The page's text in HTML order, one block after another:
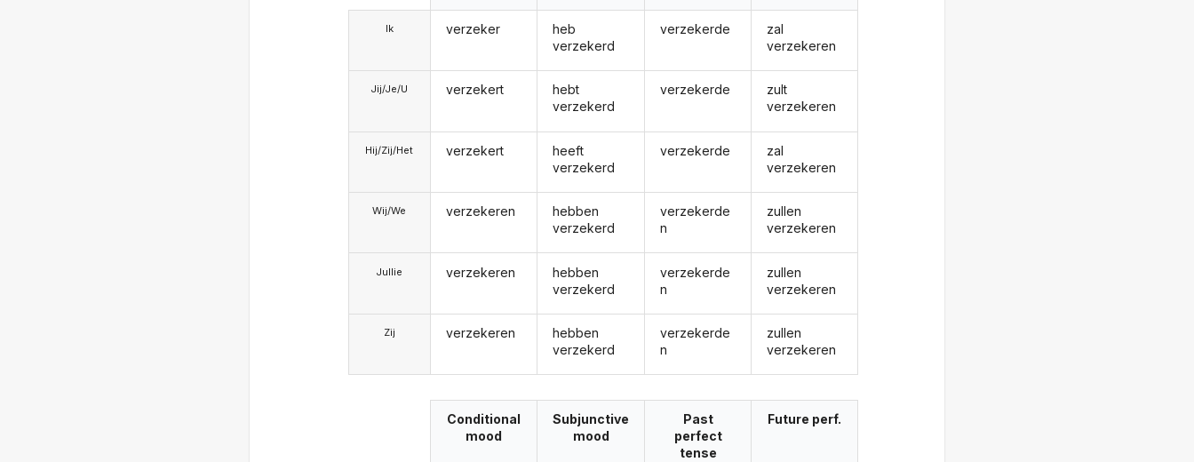
Ik
Jij/Je/U
Hij/Zij/Het
Wij/We
Jullie
Zij
verzeker
verzekert
verzekert
verzekeren
verzekeren
verzekeren
heb
verzekerd
hebt
verzekerd
heeft
verzekerd
hebben
verzekerd
hebben
verzekerd
hebben
verzekerd
verzekerde
verzekerde
verzekerde
verzekerde
n
verzekerde
n
verzekerde
n
zal
verzekeren
zult
verzekeren
zal
verzekeren
zullen
verzekeren
zullen
verzekeren
zullen
verzekeren
Conditional
mood
Subjunctive
mood
Past
perfect
tense
Future perf.